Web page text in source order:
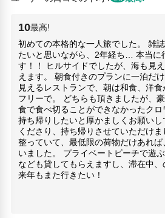
10最高!
初めての本格的な一人旅でした。 雑
たいと思いながら、2年経ち… 本当に
す！！ ヒルサイドでしたが、海も見
えます。 朝食付きのプランに一泊だ
見えるレストランで、朝は和食、洋
フリーで。 どちらも頂きましたが、
食で食べ切ることができなかったク
持ち帰りしたいと厚かましくお願い
くださり、持ち帰りさせていただけ
整っていて、最低限の荷物だけあれ
いました。 プライベートビーチで遊
なども貸してもらえますし、滞在中、
来年もまた行きたい！